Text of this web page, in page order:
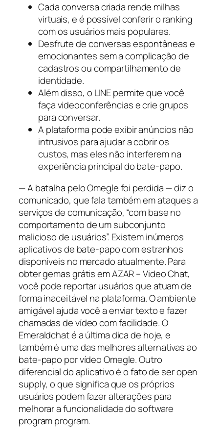
Cada conversa criada rende milhas
virtuais, e é possível conferir o ranking
com os usuários mais populares.
Desfrute de conversas espontâneas e
emocionantes sem a complicação de
cadastros ou compartilhamento de
identidade.
Além disso, o LINE permite que você
faça videoconferências e crie grupos
para conversar.
A plataforma pode exibir anúncios não
intrusivos para ajudar a cobrir os
custos, mas eles não interferem na
experiência principal do bate-papo.
— A batalha pelo Omegle foi perdida — diz o
comunicado, que fala também em ataques a
serviços de comunicação, “com base no
comportamento de um subconjunto
malicioso de usuários”. Existem inúmeros
aplicativos de bate-papo com estranhos
disponíveis no mercado atualmente. Para
obter gemas grátis em AZAR – Video Chat,
você pode reportar usuários que atuam de
forma inaceitável na plataforma. O ambiente
amigável ajuda você a enviar texto e fazer
chamadas de vídeo com facilidade. O
Emeraldchat é a última dica de hoje, e
também é uma das melhores alternativas ao
bate-papo por vídeo Omegle. Outro
diferencial do aplicativo é o fato de ser open
supply, o que significa que os próprios
usuários podem fazer alterações para
melhorar a funcionalidade do software
program program.